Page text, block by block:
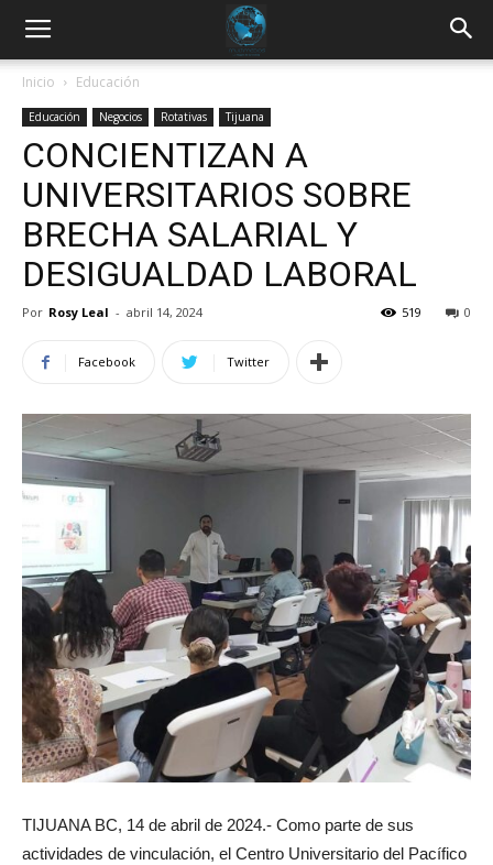
Inicio Educación
Educación Negocios Rotativas Tijuana
CONCIENTIZAN A
UNIVERSITARIOS SOBRE
BRECHA SALARIAL Y
DESIGUALDAD LABORAL
Por Rosy Leal - abril 14, 2024 0
519
Facebook Twitter
TIJUANA BC, 14 de abril de 2024.- Como parte de sus
actividades de vinculación, el Centro Universitario del Pacífico